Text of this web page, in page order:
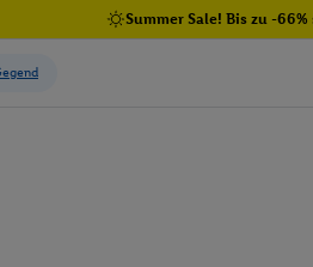
Summer Sale! Bis zu -